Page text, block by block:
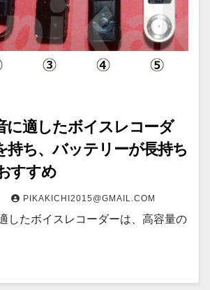
に適したボイスレコーダ
持ち、バッテリーが長持ち
すすめ
PIKAKICHI2015@GMAIL.COM
したボイスレコーダーは、高容量の